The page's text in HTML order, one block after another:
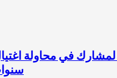
في محاولة